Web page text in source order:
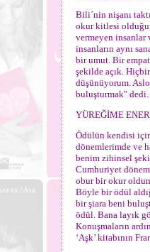
Bili´nin nişanı
okur kitlesi
vermeyen insanlar
insanların aynı
bir umut. Bir
şekilde açık.
düşünüyorum.
buluşturmak" dedi.
YÜREĞİME
Ödülün kendisi
dönemlerimde ve
benim zihinsel
Cumhuriyet
obur bir okur
Böyle bir ödül
bir şiara beni
ödül. Bana layık
Konuşmaların
‘Aşk’ kitabının